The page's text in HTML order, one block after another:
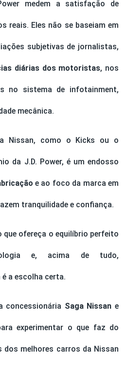
medem a satisfação de
reais. Eles não se baseiam em
subjetivas de jornalistas,
diárias dos motoristas, nos
no sistema de infotainment,
mecânica.
Nissan, como o Kicks ou o
da J.D. Power, é um endosso
e ao foco da marca em
tranquilidade e confiança.
que ofereça o equilíbrio perfeito
e, acima de tudo,
a escolha certa.
concessionária Saga Nissan e
experimentar o que faz do
dos melhores carros da Nissan